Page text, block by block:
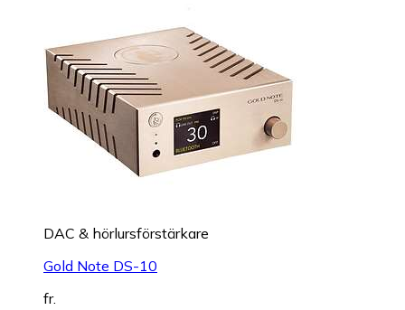
DAC & hörlursförstärkare
Gold Note DS-10
fr.